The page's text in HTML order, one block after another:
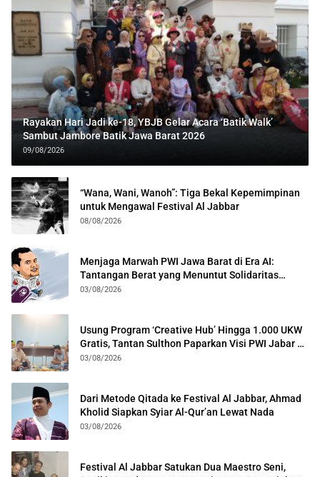
Rayakan Hari Jadi ke-18, YBJB Gelar Acara ‘Batik Walk’
Sambut Jambore Batik Jawa Barat 2026
09/08/2026
“Wana, Wani, Wanoh”: Tiga Bekal Kepemimpinan
untuk Mengawal Festival Al Jabbar
08/08/2026
Menjaga Marwah PWI Jawa Barat di Era AI:
Tantangan Berat yang Menuntut Solidaritas
Lintas Generasi
03/08/2026
Usung Program ‘Creative Hub’ Hingga 1.000 UKW
Gratis, Tantan Sulthon Paparkan Visi PWI Jabar di
Kota Bogor
03/08/2026
Dari Metode Qitada ke Festival Al Jabbar, Ahmad
Kholid Siapkan Syiar Al-Qur’an Lewat Nada
03/08/2026
Festival Al Jabbar Satukan Dua Maestro Seni,